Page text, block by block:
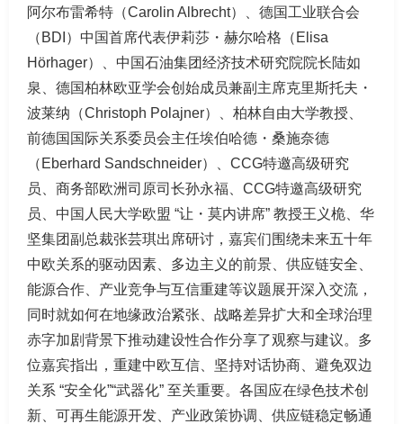
阿尔布雷希特（Carolin Albrecht）、德国工业联合会
（BDI）中国首席代表伊莉莎・赫尔哈格（Elisa
Hörhager）、中国石油集团经济技术研究院院长陆如
泉、德国柏林欧亚学会创始成员兼副主席克里斯托夫・
波莱纳（Christoph Polajner）、柏林自由大学教授、
前德国国际关系委员会主任埃伯哈德・桑施奈德
（Eberhard Sandschneider）、CCG特邀高级研究
员、商务部欧洲司原司长孙永福、CCG特邀高级研究
员、中国人民大学欧盟 “让・莫内讲席” 教授王义桅、华
坚集团副总裁张芸琪出席研讨，嘉宾们围绕未来五十年
中欧关系的驱动因素、多边主义的前景、供应链安全、
能源合作、产业竞争与互信重建等议题展开深入交流，
同时就如何在地缘政治紧张、战略差异扩大和全球治理
赤字加剧背景下推动建设性合作分享了观察与建议。多
位嘉宾指出，重建中欧互信、坚持对话协商、避免双边
关系 “安全化”“武器化” 至关重要。各国应在绿色技术创
新、可再生能源开发、产业政策协调、供应链稳定畅通